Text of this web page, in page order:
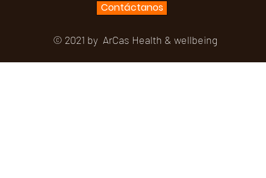
Contáctanos
© 2021 by ArCas Health & wellbeing